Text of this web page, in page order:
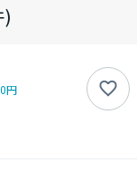
円